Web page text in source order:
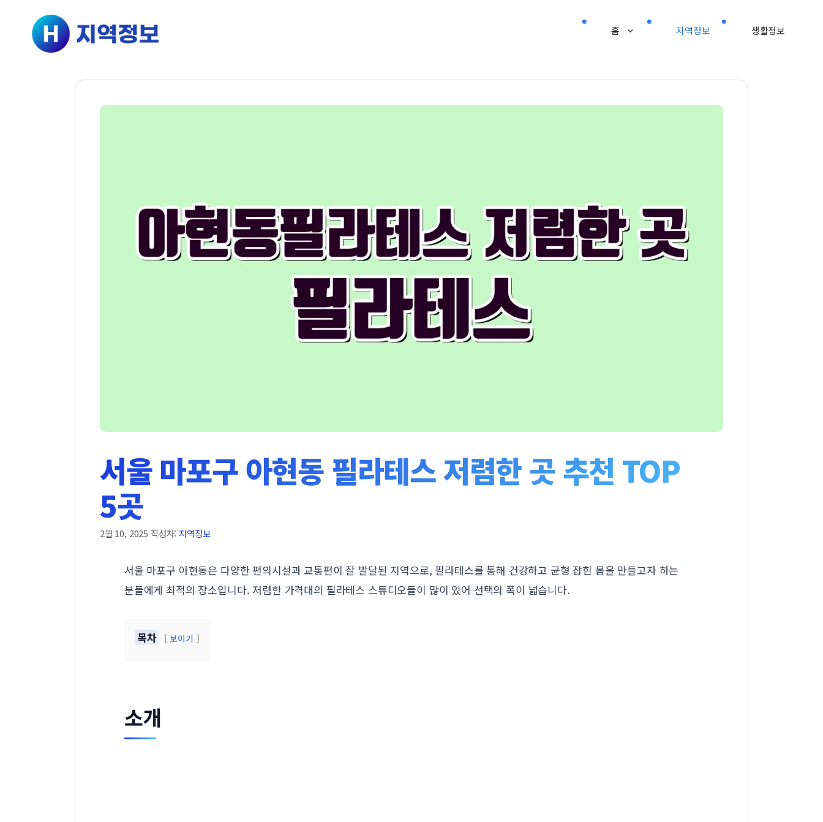
건너뛰기
홈 지역정보 생활정보
서울 마포구 아현동 필라테스 저렴한 곳 추천 TOP
5곳
2월 10, 2025 작성자:지역정보
서울 마포구 아현동은 다양한 편의시설과 교통편이 잘 발달된 지역으로, 필라테스를 통해 건강하고 균형 잡힌 몸을 만들고자 하는
분들에게 최적의 장소입니다. 저렴한 가격대의 필라테스 스튜디오들이 많이 있어 선택의 폭이 넓습니다.
목차 보이기
소개